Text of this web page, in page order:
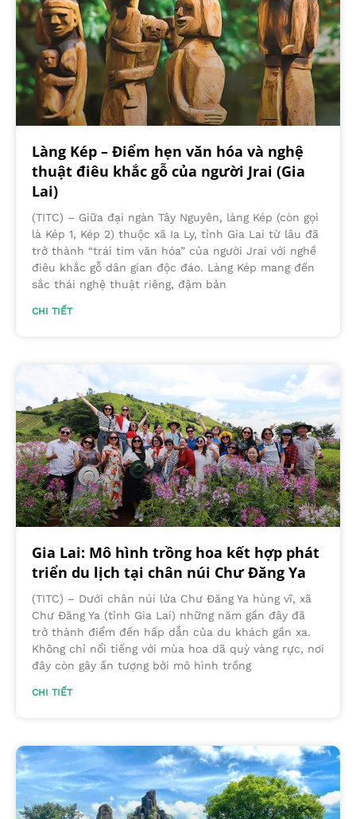
Làng Kép – Điểm hẹn văn hóa và nghệ
thuật điêu khắc gỗ của người Jrai (Gia
Lai)
(TITC) – Giữa đại ngàn Tây Nguyên, làng Kép (còn gọi
là Kép 1, Kép 2) thuộc xã Ia Ly, tỉnh Gia Lai từ lâu đã
trở thành “trái tim văn hóa” của người Jrai với nghề
điêu khắc gỗ dân gian độc đáo. Làng Kép mang đến
sắc thái nghệ thuật riêng, đậm bản
CHI TIẾT
Gia Lai: Mô hình trồng hoa kết hợp phát
triển du lịch tại chân núi Chư Đăng Ya
(TITC) – Dưới chân núi lửa Chư Đăng Ya hùng vĩ, xã
Chư Đăng Ya (tỉnh Gia Lai) những năm gần đây đã
trở thành điểm đến hấp dẫn của du khách gần xa.
Không chỉ nổi tiếng với mùa hoa dã quỳ vàng rực, nơi
đây còn gây ấn tượng bởi mô hình trồng
CHI TIẾT